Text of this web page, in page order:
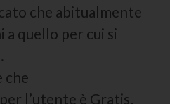
che abitualmente
a quello per cui si
che
l’utente è Gratis,